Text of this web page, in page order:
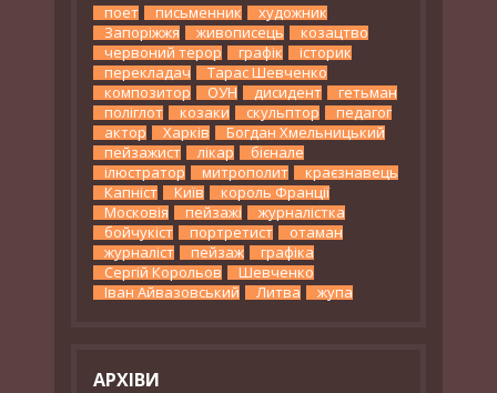
поет письменник
художник
Запоріжжя
живописець
козацтво
червоний терор
графік
історик
перекладач
Тарас Шевченко
композитор
ОУН дисидент
гетьман
поліглот
козаки скульптор
педагог
актор
Харків
Богдан Хмельницький
пейзажист
лікар
бієнале
ілюстратор
митрополит
краєзнавець
Капніст
Київ
король Франції
Московія
пейзажі
журналістка
бойчукіст
портретист
отаман
журналіст
пейзаж
графіка
Сергій Корольов
Шевченко
Іван Айвазовський
Литва жупа
АРХІВИ